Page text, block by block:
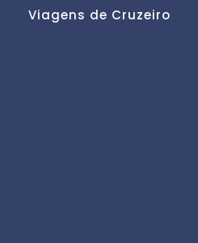
Viagens de Cruzeiro